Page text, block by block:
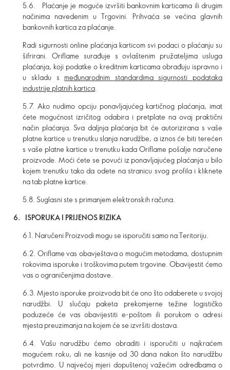
5.6. Plaćanje je moguće izvršiti bankovnim karticama ili drugim
načinima navedenim u Trgovini. Prihvaća se većina glavnih
bankovnih kartica za plaćanje.
Radi sigurnosti online plaćanja karticom svi podaci o plaćanju su
šifrirani. Oriflame surađuje s ovlaštenim pružateljima usluga
plaćanja, koji podatke o kreditnim karticama obrađuju ispravno i
u skladu s međunarodnim standardima sigurnosti podataka
industrije platnih kartica.
5.7. Ako nudimo opciju ponavljajućeg kartičnog plaćanja, imat
ćete mogućnost izričitog odabira i pretplate na ovaj praktični
način plaćanja. Sva daljnja plaćanja bit će autorizirana s vaše
platne kartice u trenutku slanja narudžbe, a iznos će biti terećen
s vaše platne kartice u trenutku kada Oriflame pošalje naručene
proizvode. Moći ćete se povući iz ponavljajućeg plaćanja u bilo
kojem trenutku tako da odete na stranicu svog profila i kliknete
na tab platne kartice.
5.8. Suglasni ste s primanjem elektronskih računa.
6. ISPORUKA I PRIJENOS RIZIKA
6.1. Naručeni Proizvodi mogu se isporučiti samo na Teritoriju.
6.2. Oriflame vas obavještava o mogućim metodama, dostupnim
rokovima isporuke i troškovima putem trgovine. Obavijestit ćemo
vas o ograničenjima dostave.
6.3. Mjesto isporuke proizvoda bit će ono što odaberete u svojoj
narudžbi. U slučaju paketa prekomjerne težine logističko
poduzeće će vas obavijestiti e-poštom ili porukom o adresi
mjesta preuzimanja na kojem će se izvršiti dostava.
6.4. Vašu narudžbu ćemo obraditi i isporučiti u najkraćem
mogućem roku, ali ne kasnije od 30 dana nakon što narudžbu
potvrdimo. U najvećoj mjeri dopuštenoj važećim odredbama o